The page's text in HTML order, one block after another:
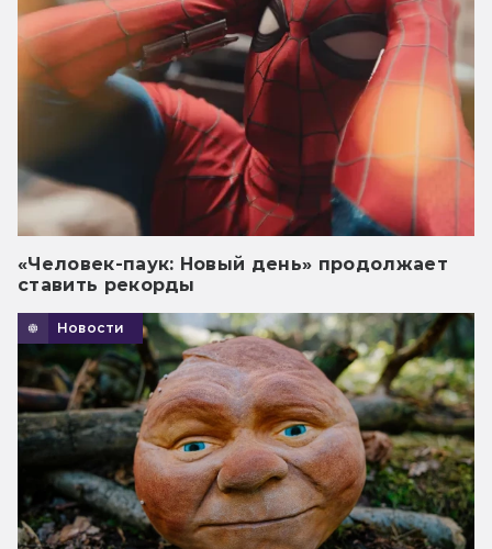
«Человек-паук: Новый день» продолжает
ставить рекорды
Новости